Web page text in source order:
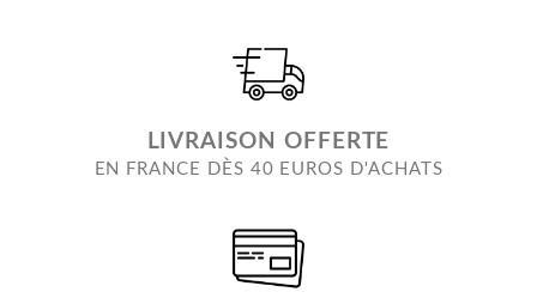
LIVRAISON OFFERTE
EN FRANCE DÈS 40 EUROS D'ACHATS